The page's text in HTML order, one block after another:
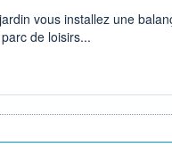
vous installez une
de loisirs...